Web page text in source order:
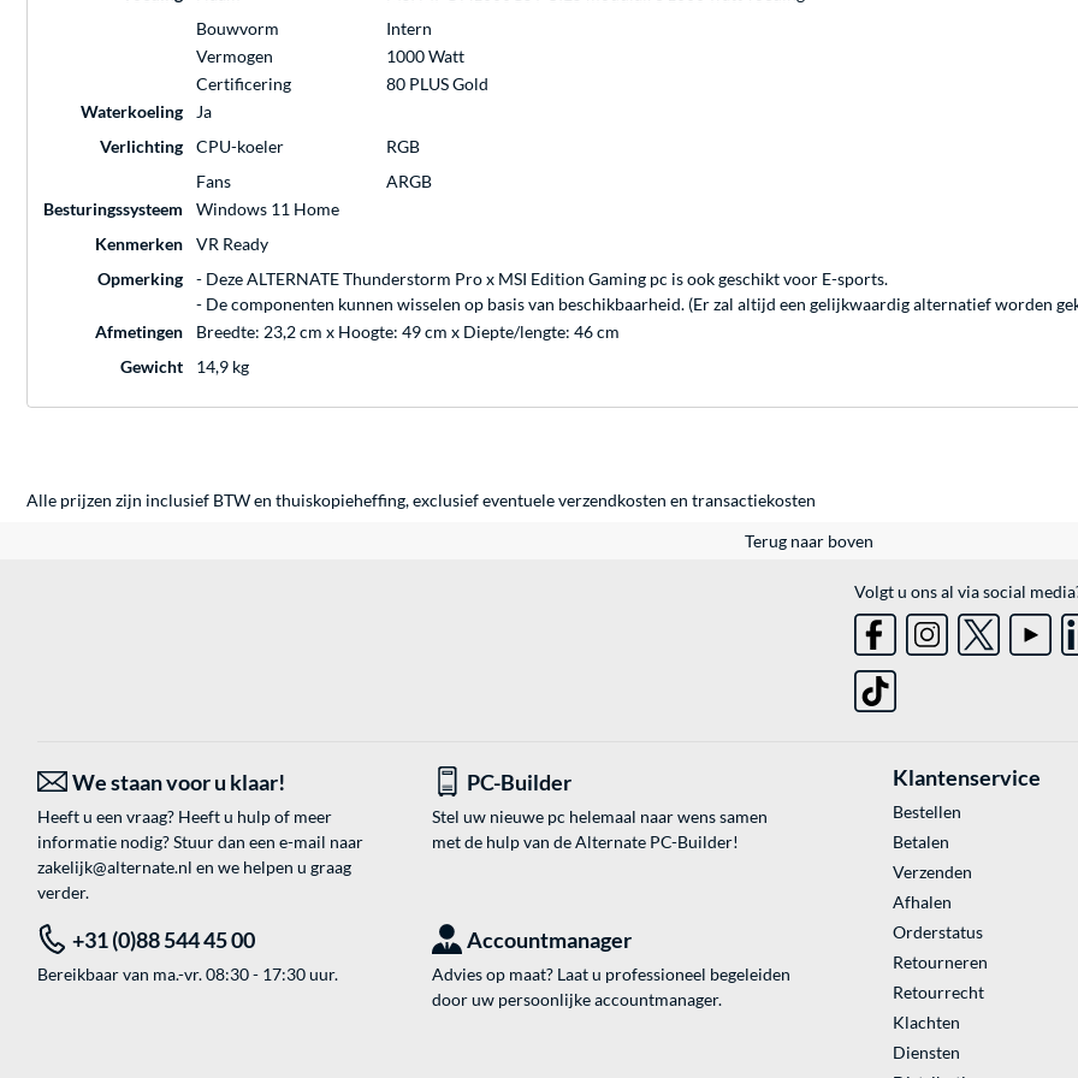
Bouwvorm
Intern
Vermogen
1000 Watt
Certificering
80 PLUS Gold
Waterkoeling
Ja
Verlichting
CPU-koeler
RGB
Fans
ARGB
Besturingssysteem
Windows 11 Home
Kenmerken
VR Ready
Opmerking
- Deze ALTERNATE Thunderstorm Pro x MSI Edition Gaming pc is ook geschikt voor E-sports.
- De componenten kunnen wisselen op basis van beschikbaarheid. (Er zal altijd een gelijkwaardig alternatief worden
Afmetingen
Breedte: 23,2 cm x Hoogte: 49 cm x Diepte/lengte: 46 cm
Gewicht
14,9 kg
Alle prijzen zijn inclusief BTW en thuiskopieheffing, exclusief eventueleverzendkosten en transactiekosten
Terug naar boven
Volgt u ons al via social
We staan voor u klaar!
Heeft u een vraag? Heeft u hulp of meer
informatie nodig? Stuur dan een e-mail naar
zakelijk@alternate.nl en we helpen u graag
verder.
PC-Builder
Stel uw nieuwe pc helemaal naar wens samen
met de hulp van de Alternate PC-Builder!
+31 (0)88 544 45 00
Bereikbaar van ma.-vr. 08:30 - 17:30 uur.
Accountmanager
Advies op maat? Laat u professioneel begeleiden
door uw persoonlijke accountmanager.
Klantenservice
Bestellen
Betalen
Verzenden
Afhalen
Orderstatus
Retourneren
Retourrecht
Klachten
Diensten